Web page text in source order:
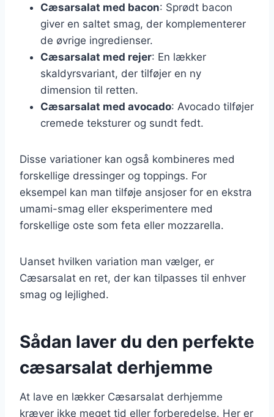
Cæsarsalat med bacon: Sprødt bacon
giver en saltet smag, der komplementerer
de øvrige ingredienser.
Cæsarsalat med rejer: En lækker
skaldyrsvariant, der tilføjer en ny
dimension til retten.
Cæsarsalat med avocado: Avocado tilføjer
cremede teksturer og sundt fedt.
Disse variationer kan også kombineres med
forskellige dressinger og toppings. For
eksempel kan man tilføje ansjoser for en ekstra
umami-smag eller eksperimentere med
forskellige oste som feta eller mozzarella.
Uanset hvilken variation man vælger, er
Cæsarsalat en ret, der kan tilpasses til enhver
smag og lejlighed.
Sådan laver du den perfekte
cæsarsalat derhjemme
At lave en lækker Cæsarsalat derhjemme
kræver ikke meget tid eller forberedelse. Her er